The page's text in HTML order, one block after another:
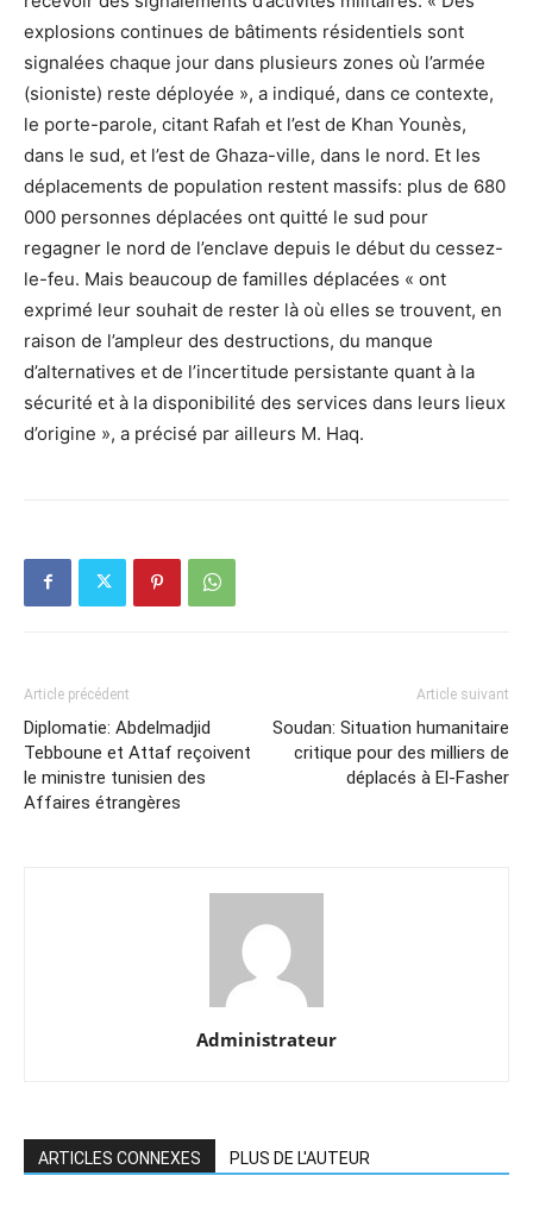
explosions continues de bâtiments résidentiels sont
signalées chaque jour dans plusieurs zones où l’armée
(sioniste) reste déployée », a indiqué, dans ce contexte,
le porte-parole, citant Rafah et l’est de Khan Younès,
dans le sud, et l’est de Ghaza-ville, dans le nord. Et les
déplacements de population restent massifs: plus de 680
000 personnes déplacées ont quitté le sud pour
regagner le nord de l’enclave depuis le début du cessez-
le-feu. Mais beaucoup de familles déplacées « ont
exprimé leur souhait de rester là où elles se trouvent, en
raison de l’ampleur des destructions, du manque
d’alternatives et de l’incertitude persistante quant à la
sécurité et à la disponibilité des services dans leurs lieux
d’origine », a précisé par ailleurs M. Haq.
Article précédent
Diplomatie: Abdelmadjid
Tebboune et Attaf reçoivent
le ministre tunisien des
Affaires étrangères
Article suivant
Soudan: Situation humanitaire
critique pour des milliers de
déplacés à El-Fasher
Administrateur
ARTICLES CONNEXES PLUS DE L'AUTEUR